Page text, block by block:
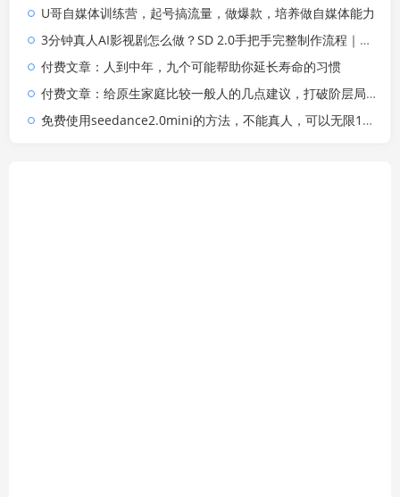
U哥自媒体训练营，起号搞流量，做爆款，培养做自媒体能力
3分钟真人AI影视剧怎么做？SD 2.0手把手完整制作流程｜Higgsfield 14天SD 2.0/2.5无限生成
付费文章：人到中年，九个可能帮助你延长寿命的习惯
付费文章：给原生家庭比较一般人的几点建议，打破阶层局限，实现个人与家族代际向上跃升
免费使用seedance2.0mini的方法，不能真人，可以无限10秒视频，9图+3音频参考